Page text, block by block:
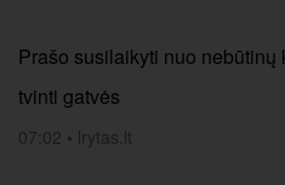
Prašo susilaikyti nuo
tvinti gatvės
07:02 • lrytas.lt